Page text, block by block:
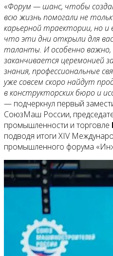
«Форум — шанс, чтобы
всю жизнь помогали не
карьерной траектории, но и
что эти дни открыли для
таланты. И особенно
заканчивается церемонией
знания, профессиональные
уже совсем скоро найдут
в конструкторских бюро и
— подчеркнул первый
СоюзМаш России,
промышленности и торговле
подводя итоги XIV
промышленного форума